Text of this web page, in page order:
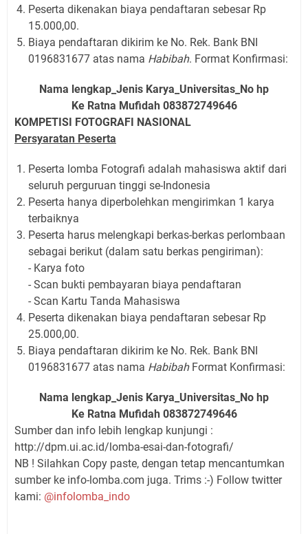
Peserta dikenakan biaya pendaftaran sebesar Rp
15.000,00.
Biaya pendaftaran dikirim ke No. Rek. Bank BNI
0196831677 atas nama Habibah. Format Konfirmasi:
Nama lengkap _Jenis Karya_ Universitas_ No hp
Ke Ratna Mufidah 083872749646
KOMPETISI FOTOGRAFI NASIONAL
Persyaratan Peserta
Peserta lomba Fotografi adalah mahasiswa aktif dari
seluruh perguruan tinggi se-Indonesia
Peserta hanya diperbolehkan mengirimkan 1 karya
terbaiknya
Peserta harus melengkapi berkas-berkas perlombaan
sebagai berikut (dalam satu berkas pengiriman):
- Karya foto
- Scan bukti pembayaran biaya pendaftaran
- Scan Kartu Tanda Mahasiswa
Peserta dikenakan biaya pendaftaran sebesar Rp
25.000,00.
Biaya pendaftaran dikirim ke No. Rek. Bank BNI
0196831677 atas nama HabibahFormat Konfirmasi:
Nama lengkap _Jenis Karya_ Universitas_ No hp
Ke Ratna Mufidah 083872749646
Sumber dan info lebih lengkap kunjungi :
http://dpm.ui.ac.id/lomba-esai-dan-fotografi/
NB ! Silahkan Copy paste, dengan tetap mencantumkan
sumber ke info-lomba.com juga. Trims :-) Follow twitter
kami: @infolomba_indo